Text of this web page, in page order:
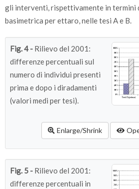
gli interventi, rispettivamente in termini
basimetrica per ettaro, nelle tesi A e B.
Fig. 4 - Rilievo del 2001:
differenze percentuali sul
numero di individui presenti
prima e dopo i diradamenti
(valori medi per tesi).
Enlarge/Shrink
Fig. 5 - Rilievo del 2001:
differenze percentuali in